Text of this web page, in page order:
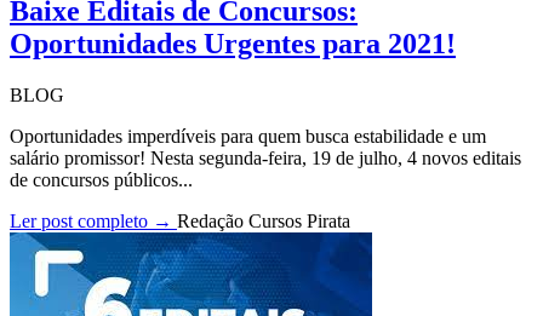
Baixe Editais de Concursos:
Oportunidades Urgentes para 2021!
BLOG
Oportunidades imperdíveis para quem busca estabilidade e um
salário promissor! Nesta segunda-feira, 19 de julho, 4 novos editais
de concursos públicos...
Ler post completo → Redação Cursos Pirata